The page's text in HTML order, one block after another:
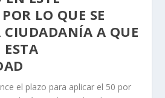
LO QUE SE
A QUE
ESTA
el plazo para aplicar el 50 por